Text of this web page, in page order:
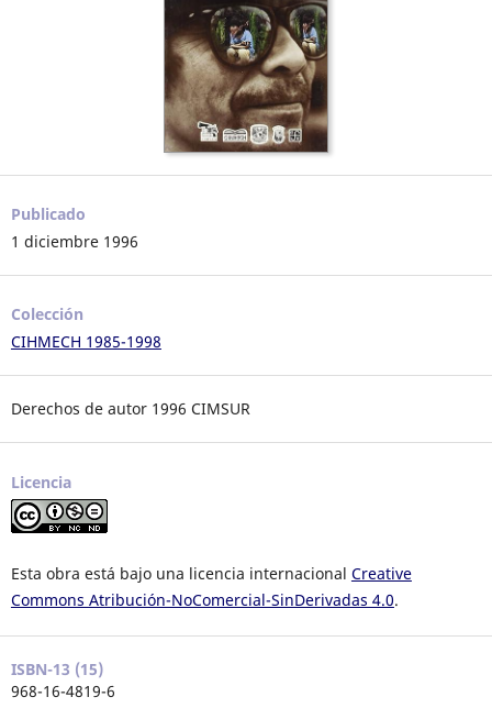
Publicado
1 diciembre 1996
Colección
CIHMECH 1985-1998
Derechos de autor 1996 CIMSUR
Licencia
Esta obra está bajo una licencia internacional Creative
Commons Atribución-NoComercial-SinDerivadas 4.0.
ISBN-13 (15)
968-16-4819-6